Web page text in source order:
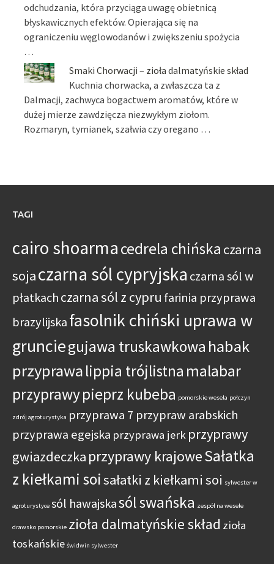
odchudzania, która przyciąga uwagę obietnicą
błyskawicznych efektów. Opierająca się na
ograniczeniu węglowodanów i zwiększeniu spożycia
…
Smaki Chorwacji – zioła dalmatyńskie skład
Kuchnia chorwacka, a zwłaszcza ta z
Dalmacji, zachwyca bogactwem aromatów, które w
dużej mierze zawdzięcza niezwykłym ziołom.
Rozmaryn, tymianek, szałwia czy oregano …
TAGI
cairo shoarmacedrela chińska czarna
sojaczarna sól cypryjska czarna sól w
płatkachczarna sól z cypru farinia przyprawa
brazylijskafasolnik chiński uprawa w
grunciegujawa truskawkowa habak
przyprawalippia trójlistna malabar
przyprawypieprz kubeba pomorskie wesela połczyn
zdrój agroturystyka przyprawa 7 przypraw arabskich
przyprawa egejska przyprawa jerk przyprawy
gwiazdeczka przyprawy krajoweSałatka
z kiełkami soisałatki z kiełkami soi sylwester w
agroturystyce sól hawajskasól swańska zespół na wesele
drawsko pomorskie zioła dalmatyńskie skład zioła
toskańskie świdwin sylwester